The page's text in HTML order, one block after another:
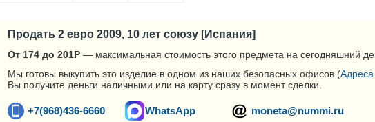
Продать 2 евро 2009, 10 лет союзу [Испания]
От 174 до 201Р — максимальная стоимость этого предмета на сегодняшний
Мы готовы выкупить это изделие в одном из наших безопасных офисов (Адреса
Вы получите деньги наличными или на карту сразу в момент сделки.
+7(968)436-6660 WhatsApp moneta@nummi.ru